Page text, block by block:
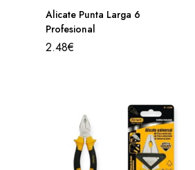
Alicate Punta Larga 6
Profesional
2.48€